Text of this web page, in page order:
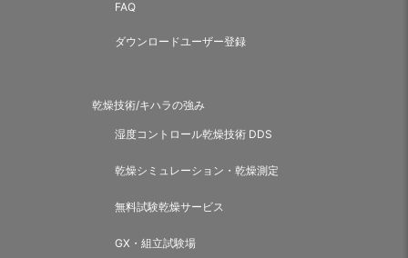
FAQ
ダウンロードユーザー登録
乾燥技術/キハラの強み
湿度コントロール乾燥技術 DDS
乾燥シミュレーション・乾燥測定
無料試験乾燥サービス
GX・組立試験場